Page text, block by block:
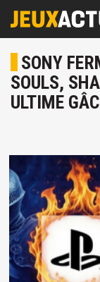
SONY
SOULS,
ULTIME